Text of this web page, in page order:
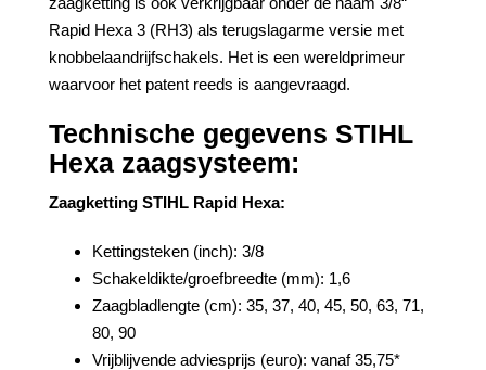
Rapid Hexa 3 (RH3) als terugslagarme versie met
knobbelaandrijfschakels. Het is een wereldprimeur
waarvoor het patent reeds is aangevraagd.
Technische gegevens STIHL
Hexa zaagsysteem:
Zaagketting STIHL Rapid Hexa:
Kettingsteken (inch): 3/8
Schakeldikte/groefbreedte (mm): 1,6
Zaagbladlengte (cm): 35, 37, 40, 45, 50, 63, 71,
80, 90
Vrijblijvende adviesprijs (euro): vanaf 35,75*